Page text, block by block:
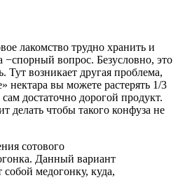
лакомство трудно хранить и
−спорный вопрос. Безусловно, это
возникает другая проблема,
нектара вы можете растерять 1/3
достаточно дорогой продукт.
делать чтобы такого конфуза не
сотового
Данный вариант
собой медогонку, куда,